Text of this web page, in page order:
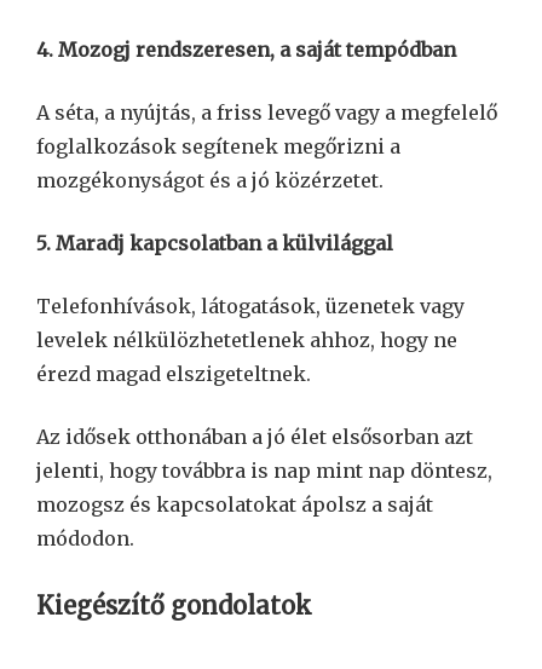
4. Mozogj rendszeresen, a saját tempódban
A séta, a nyújtás, a friss levegő vagy a megfelelő
foglalkozások segítenek megőrizni a
mozgékonyságot és a jó közérzetet.
5. Maradj kapcsolatban a külvilággal
Telefonhívások, látogatások, üzenetek vagy
levelek nélkülözhetetlenek ahhoz, hogy ne
érezd magad elszigeteltnek.
Az idősek otthonában a jó élet elsősorban azt
jelenti, hogy továbbra is nap mint nap döntesz,
mozogsz és kapcsolatokat ápolsz a saját
módodon.
Kiegészítő gondolatok